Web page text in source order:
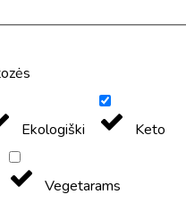
Ekologiški Keto
Vegetarams